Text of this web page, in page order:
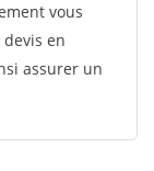
vous
en
assurer un